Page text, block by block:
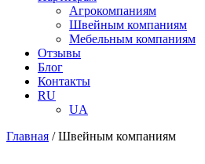
Агрокомпаниям
Швейным компаниям
Мебельным компаниям
Отзывы
Блог
Контакты
RU
UA
Главная /Швейным компаниям